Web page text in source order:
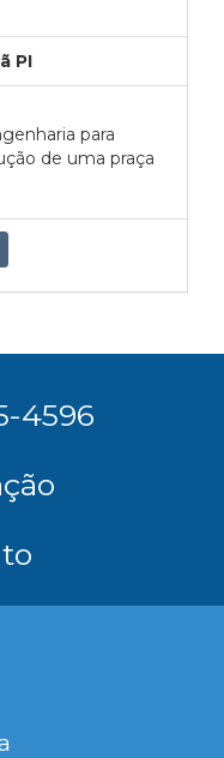
PI
para
de uma praça
4596